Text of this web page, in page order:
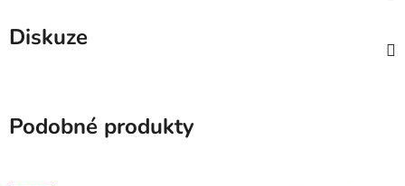
Diskuze
Podobné produkty